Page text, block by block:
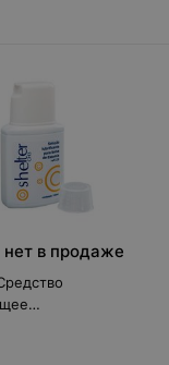
нет в продаже